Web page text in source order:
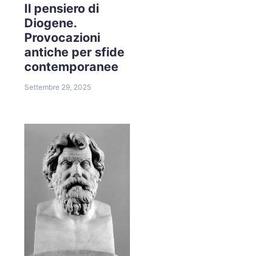
Il pensiero di
Diogene.
Provocazioni
antiche per sfide
contemporanee
Settembre 29, 2025